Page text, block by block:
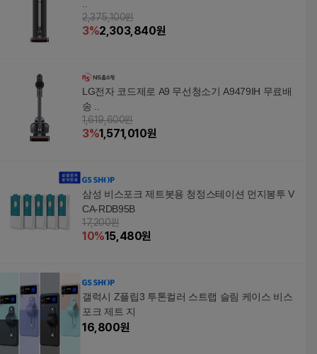
2,375,100원
3%2,303,840원
LG전자 코드제로 A9 무선청소기 A9479IH 무료배
송 ..
1,619,600원
3%1,571,010원
삼성 비스포크 제트봇용 청정스테이션 먼지봉투 V
CA-RDB95B
17,200원
10%15,480원
갤럭시 Z플립3 투톤컬러 스트랩 슬림 케이스 비스
포크 제트 지
16,800원